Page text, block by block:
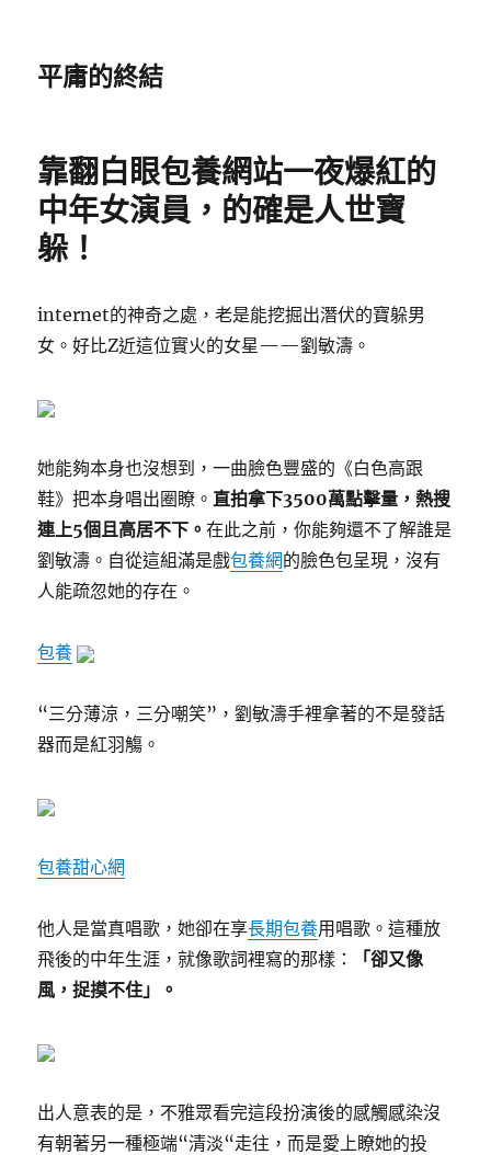
平庸的終結
靠翻白眼包養網站一夜爆紅的
中年女演員，的確是人世寶
躲！
internet的神奇之處，老是能挖掘出潛伏的寶躲男
女。好比Z近這位實火的女星——劉敏濤。
她能夠本身也沒想到，一曲臉色豐盛的《白色高跟
鞋》把本身唱出圈瞭。直拍拿下3500萬點擊量，熱搜
連上5個且高居不下。在此之前，你能夠還不了解誰是
劉敏濤。自從這組滿是戲包養網的臉色包呈現，沒有
人能疏忽她的存在。
包養
“三分薄涼，三分嘲笑”，劉敏濤手裡拿著的不是發話
器而是紅羽觴。
包養甜心網
他人是當真唱歌，她卻在享長期包養用唱歌。這種放
飛後的中年生涯，就像歌詞裡寫的那樣：
「卻又像
風，捉摸不住」。
出人意表的是，不雅眾看完這段扮演後的感觸感染沒
有朝著另一種極端“清淡“走往，而是愛上瞭她的投